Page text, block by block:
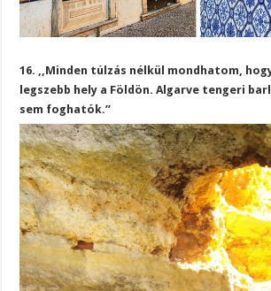
16. ,,Minden túlzás nélkül mondhatom,
legszebb hely a Földön. Algarve tengeri
sem foghatók.”